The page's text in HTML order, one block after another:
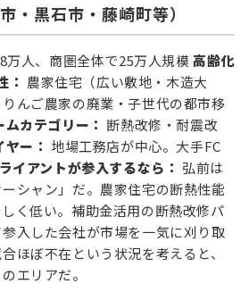
・黒石市・藤崎町等）
万人、商圏全体で25万人規模高齢化
： 農家住宅（広い敷地・木造大
んご農家の廃業・子世代の都市移
カテゴリー： 断熱改修・耐震改
ー： 地場工務店が中心。大手FC
イアントが参入するなら： 弘前は
ーシャン」だ。農家住宅の断熱性能
く低い。補助金活用の断熱改修パ
入した会社が市場を一気に刈り取
ほぼ不在という状況を考えると、
エリアだ。